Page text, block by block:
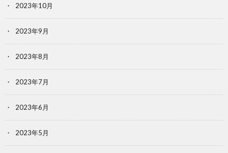
2023年10月
2023年9月
2023年8月
2023年7月
2023年6月
2023年5月